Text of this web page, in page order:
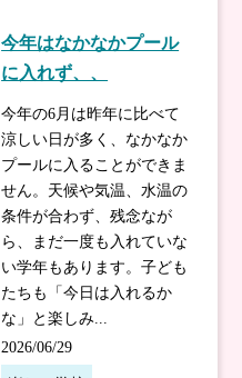
今年はなかなかプール
に入れず、、
今年の6月は昨年に比べて
涼しい日が多く、なかなか
プールに入ることができま
せん。天候や気温、水温の
条件が合わず、残念なが
ら、まだ一度も入れていな
い学年もあります。子ども
たちも「今日は入れるか
な」と楽しみ...
2026/06/29